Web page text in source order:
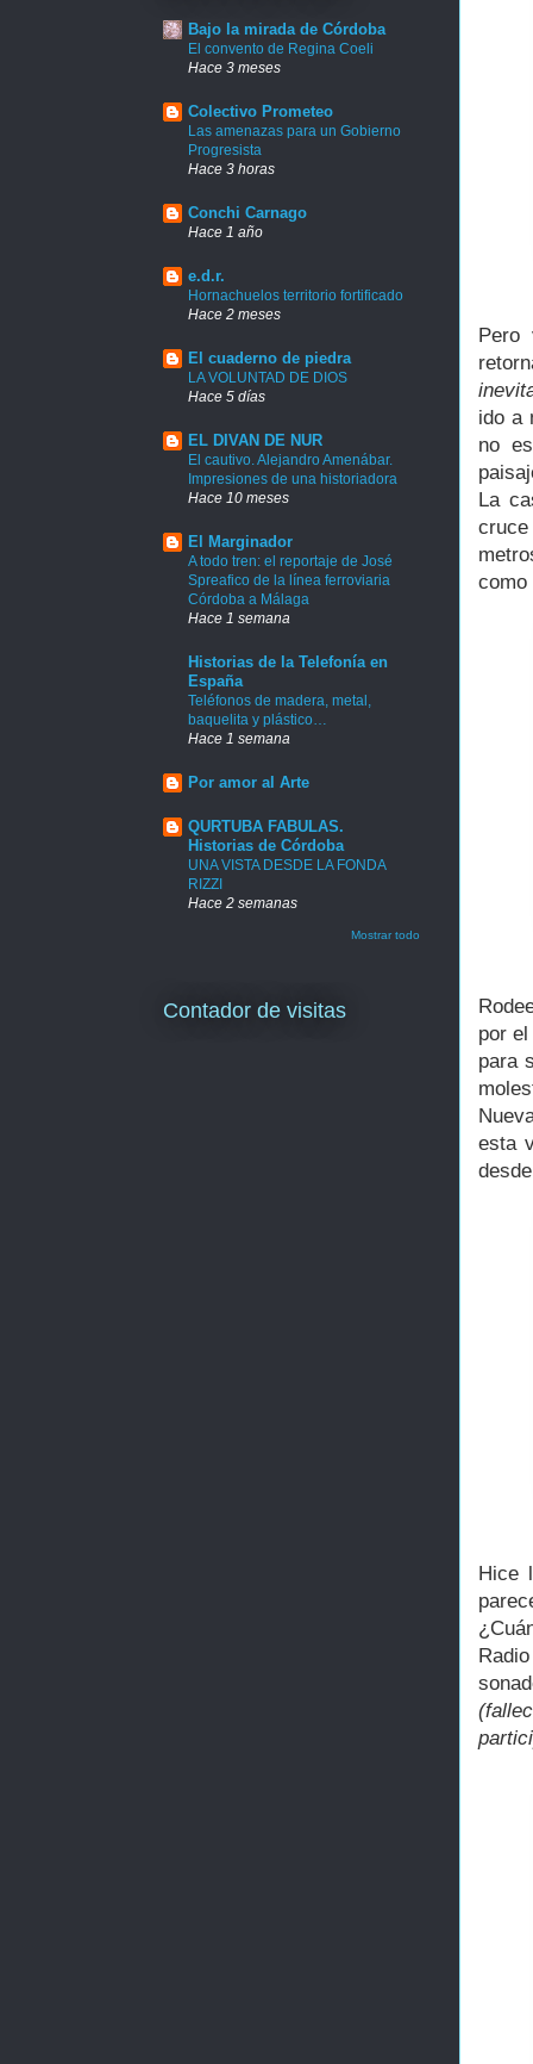
Pero
ido a
no
La
como
por
para
esta
Hice
Bajo la mirada de Córdoba
El convento de Regina Coeli
Hace 3 meses
Colectivo Prometeo
Las amenazas para un Gobierno
Progresista
Hace 3 horas
Conchi Carnago
Hace 1 año
e.d.r.
Hornachuelos territorio fortificado
Hace 2 meses
El cuaderno de piedra
LA VOLUNTAD DE DIOS
Hace 5 días
EL DIVAN DE NUR
El cautivo. Alejandro Amenábar.
Impresiones de una historiadora
Hace 10 meses
El Marginador
A todo tren: el reportaje de José
Spreafico de la línea ferroviaria
Córdoba a Málaga
Hace 1 semana
Historias de la Telefonía en
España
Teléfonos de madera, metal,
baquelita y plástico…
Hace 1 semana
Por amor al Arte
QURTUBA FABULAS.
Historias de Córdoba
UNA VISTA DESDE LA FONDA
RIZZI
Hace 2 semanas
Mostrar todo
Contador de visitas